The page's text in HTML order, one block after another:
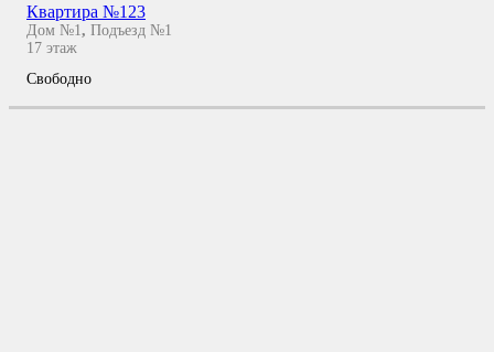
Квартира №123
Дом №1, Подъезд №1
17 этаж
Свободно